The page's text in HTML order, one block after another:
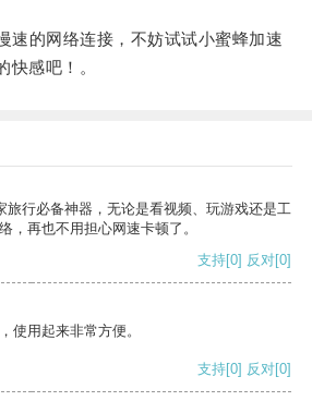
的网络连接，不妨试试小蜜蜂加速
快感吧！。
旅行必备神器，无论是看视频、玩游戏还是工
，再也不用担心网速卡顿了。
支持[0] 反对[0]
使用起来非常方便。
支持[0] 反对[0]